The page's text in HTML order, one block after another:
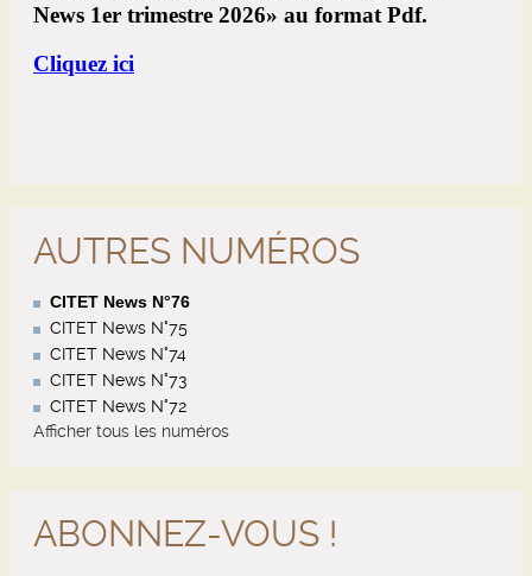
AUTRES NUMÉROS
CITET News N°76
CITET News N°75
CITET News N°74
CITET News N°73
CITET News N°72
Afficher tous les numéros
ABONNEZ-VOUS !